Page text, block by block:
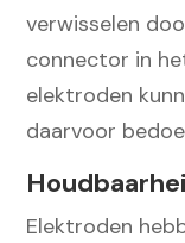
verwisselen
connector in
elektroden
daarvoor
Elektroden